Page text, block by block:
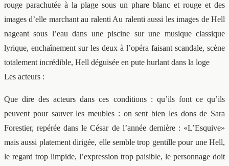
rouge parachutée à la plage sous un phare blanc et rouge et des
images d’elle marchant au ralenti Au ralenti aussi les images de Hell
nageant sous l’eau dans une piscine sur une musique classique
lyrique, enchaînement sur les deux à l’opéra faisant scandale, scène
totalement incrédible, Hell déguisée en pute hurlant dans la loge
Les acteurs :
Que dire des acteurs dans ces conditions : qu’ils font ce qu’ils
peuvent pour sauver les meubles : on sent bien les dons de Sara
Forestier, repérée dans le César de l’année dernière : «L’Esquive»
mais aussi platement dirigée, elle semble trop gentille pour une Hell,
le regard trop limpide, l’expression trop paisible, le personnage doit